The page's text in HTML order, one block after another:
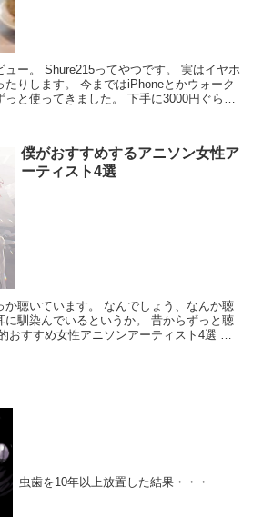
ュー。 Shure215ってやつです。 実はイヤホ
たりします。 今まではiPhoneとかウォーク
っと使ってきました。 下手に3000円ぐらい
僕がおすすめするアニソン女性ア
ーティスト4選
か聴いています。 なんでしょう、なんか聴
に馴染んでいるというか。 昔からずっと聴
おすすめ女性アニソンアーティスト4選 今
虫歯を10年以上放置した結果・・・